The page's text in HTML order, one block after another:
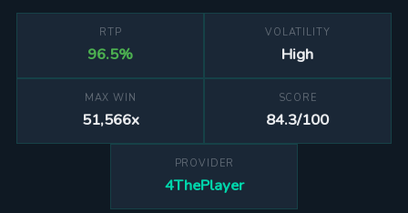
RTP
96.5%
VOLATILITY
High
MAX WIN
51,566x
SCORE
84.3/100
PROVIDER
4ThePlayer